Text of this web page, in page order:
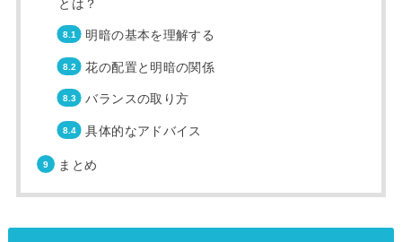
とは？
明暗の基本を理解する
花の配置と明暗の関係
バランスの取り方
具体的なアドバイス
まとめ